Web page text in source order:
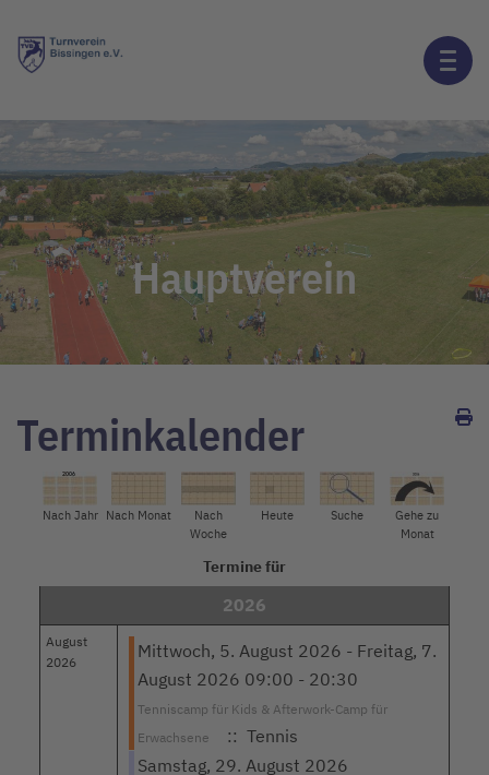
Hauptverein
Terminkalender
Nach Jahr Nach Monat
Nach
Woche
Heute Suche
Gehe zu
Monat
Termine für
2026
August
2026
Mittwoch, 5. August 2026 - Freitag, 7.
August 2026 09:00 - 20:30
Tenniscamp für Kids & Afterwork-Camp für
Erwachsene
:: Tennis
Samstag, 29. August 2026